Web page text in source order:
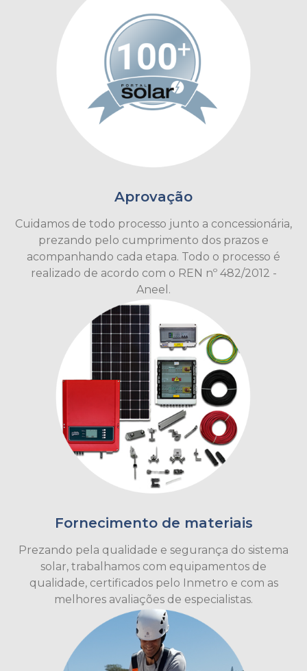
Aprovação
Cuidamos de todo processo junto a concessionária,
prezando pelo cumprimento dos prazos e
acompanhando cada etapa. Todo o processo é
realizado de acordo com o REN nº 482/2012 -
Aneel.
Fornecimento de materiais
Prezando pela qualidade e segurança do sistema
solar, trabalhamos com equipamentos de
qualidade, certificados pelo Inmetro e com as
melhores avaliações de especialistas.